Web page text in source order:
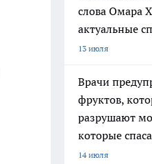
слова Омара
актуальные
13 июля
Врачи
фруктов,
разрушают
которые
14 июля